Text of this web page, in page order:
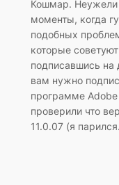
Кошмар. Неужели
моменты, когда
подобных
которые
подписавшись на
вам нужно
программе
проверили что
11.0.07 (я